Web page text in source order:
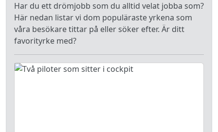
Har du ett drömjobb som du alltid velat jobba som?
Här nedan listar vi dom populäraste yrkena som
våra besökare tittar på eller söker efter. Är ditt
favorityrke med?